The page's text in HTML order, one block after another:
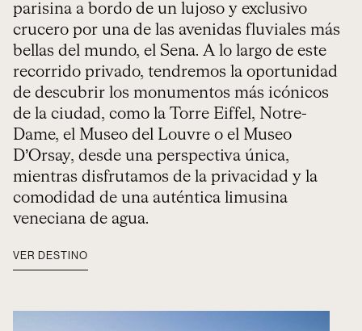
parisina a bordo de un lujoso y exclusivo
crucero por una de las avenidas fluviales más
bellas del mundo, el Sena. A lo largo de este
recorrido privado, tendremos la oportunidad
de descubrir los monumentos más icónicos
de la ciudad, como la Torre Eiffel, Notre-
Dame, el Museo del Louvre o el Museo
D’Orsay, desde una perspectiva única,
mientras disfrutamos de la privacidad y la
comodidad de una auténtica limusina
veneciana de agua.
VER DESTINO